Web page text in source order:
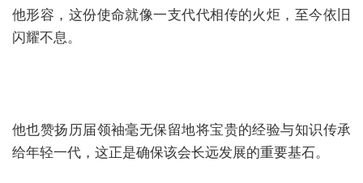
他形容，这份使命就像一支代代相传的火炬，至今依旧
闪耀不息。
他也赞扬历届领袖毫无保留地将宝贵的经验与知识传承
给年轻一代，这正是确保该会长远发展的重要基石。